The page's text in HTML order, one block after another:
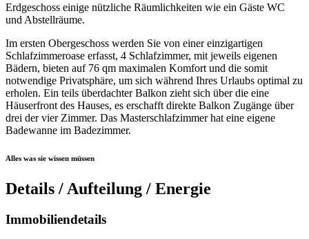
Erdgeschoss einige nützliche Räumlichkeiten wie ein Gäste WC
und Abstellräume.
Im ersten Obergeschoss werden Sie von einer einzigartigen
Schlafzimmeroase erfasst, 4 Schlafzimmer, mit jeweils eigenen
Bädern, bieten auf 76 qm maximalen Komfort und die somit
notwendige Privatsphäre, um sich während Ihres Urlaubs optimal zu
erholen. Ein teils überdachter Balkon zieht sich über die eine
Häuserfront des Hauses, es erschafft direkte Balkon Zugänge über
drei der vier Zimmer. Das Masterschlafzimmer hat eine eigene
Badewanne im Badezimmer.
Alles was sie wissen müssen
Details / Aufteilung / Energie
Immobiliendetails